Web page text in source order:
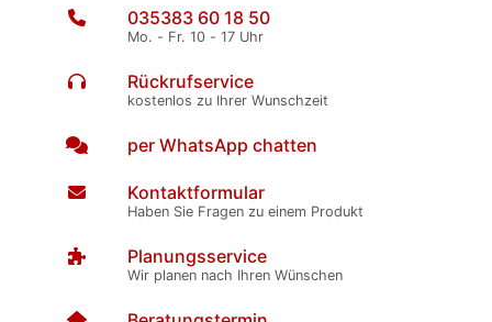
035383 60 18 50
Mo. - Fr. 10 - 17 Uhr
Rückrufservice
kostenlos zu Ihrer Wunschzeit
per WhatsApp chatten
Kontaktformular
Haben Sie Fragen zu einem Produkt
Planungsservice
Wir planen nach Ihren Wünschen